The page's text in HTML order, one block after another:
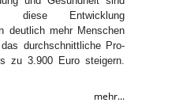
diese Entwicklung
deutlich mehr Menschen
durchschnittliche Pro-
zu 3.900 Euro steigern.
mehr...